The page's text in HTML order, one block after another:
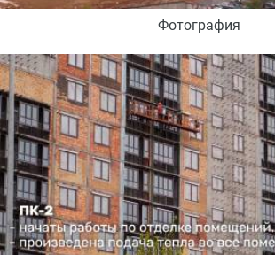
Фотография